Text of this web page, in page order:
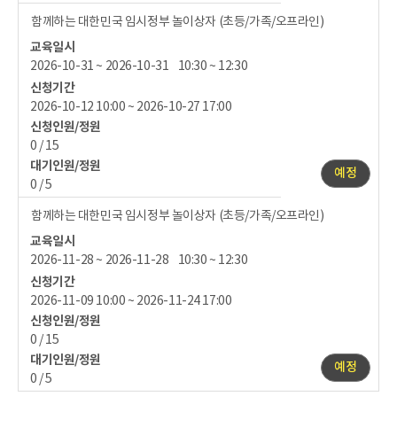
함께하는 대한민국 임시정부 놀이상자 (초등/가족/오프라인)
교육일시
2026-10-31 ~ 2026-10-31 10:30 ~ 12:30
신청기간
2026-10-12 10:00 ~ 2026-10-27 17:00
신청인원/정원
0 / 15
대기인원/정원
0 / 5
예정
함께하는 대한민국 임시정부 놀이상자 (초등/가족/오프라인)
교육일시
2026-11-28 ~ 2026-11-28 10:30 ~ 12:30
신청기간
2026-11-09 10:00 ~ 2026-11-24 17:00
신청인원/정원
0 / 15
대기인원/정원
0 / 5
예정